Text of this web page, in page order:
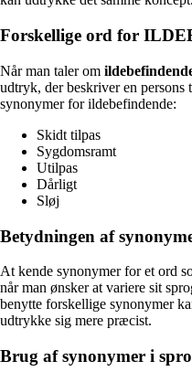
Forskellige ord for
Når man taler om
udtryk, der beskriver en
synonymer for ildebefindende:
Skidt tilpas
Sygdomsramt
Utilpas
Dårligt
Sløj
Betydningen af
At kende synonymer for et ord
når man ønsker at variere sit
benytte forskellige synonymer
udtrykke sig mere præcist.
Brug af synonymer i